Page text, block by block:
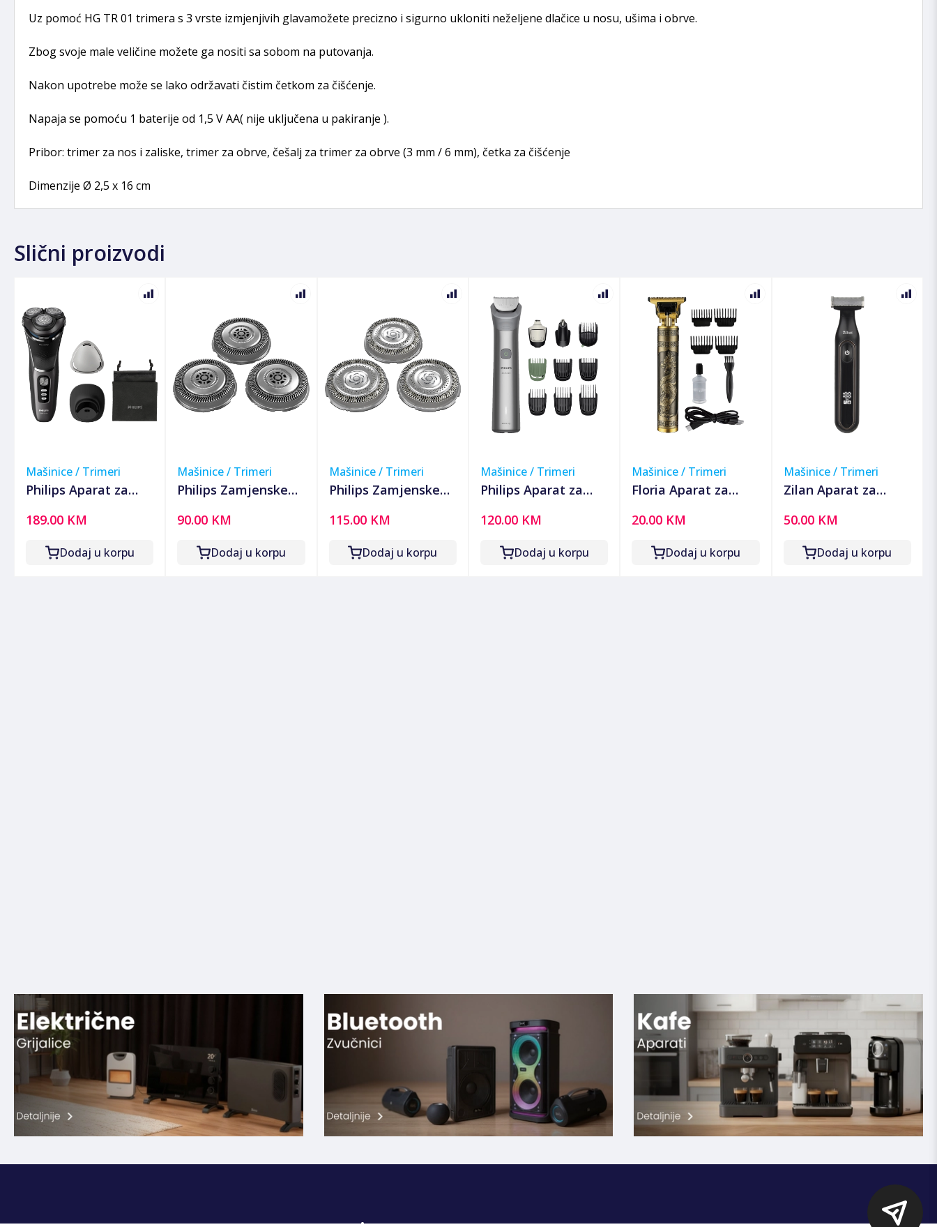
Uz pomoć HG TR 01 trimera s 3 vrste izmjenjivih glavamožete precizno i sigurno ukloniti neželjene dlačice u nosu, ušima i obrve.
Zbog svoje male veličine možete ga nositi sa sobom na putovanja.
Nakon upotrebe može se lako održavati čistim četkom za čišćenje.
Napaja se pomoću 1 baterije od 1,5 V AA( nije uključena u pakiranje ).
Pribor: trimer za nos i zaliske, trimer za obrve, češalj za trimer za obrve (3 mm / 6 mm), četka za čišćenje
Dimenzije Ø 2,5 x 16 cm
Slični proizvodi
Mašinice / Trimeri
Philips Aparat za
brijanje, IPX7, series
3000 - S3343/13
189.00 KM
Dodaj u korpu
Mašinice / Trimeri
Philips Zamjenske
S5xx, 5000, 6000,
S7xxx - SH71/50
90.00 KM
Dodaj u korpu
Mašinice / Trimeri
Philips Zamjenske
seriju S8000, S9000,
i9000 - SH91/50
115.00 KM
Dodaj u korpu
Mašinice / Trimeri
Philips Aparat za
tijelo,10in1,All-in-
One Trimmer -
120.00 KM
Dodaj u korpu
Mašinice / Trimeri
Floria Aparat za
zmaja, Accu -
ZLN8597 Dragon
20.00 KM
Dodaj u korpu
Mašinice / Trimeri
Zilan Aparat za
display, IPX6 -
ZLN8940 Helios
50.00 KM
Dodaj u korpu